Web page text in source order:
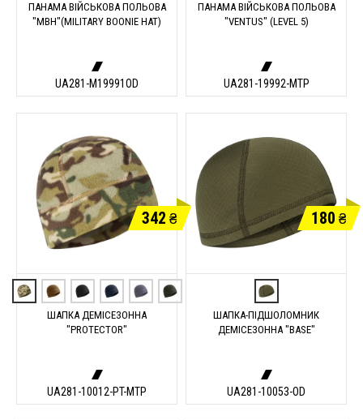
ПАНАМА ВІЙСЬКОВА ПОЛЬОВА
"MBH"(MILITARY BOONIE HAT)
UA281-M19991OD
ПАНАМА ВІЙСЬКОВА ПОЛЬОВА
"VENTUS" (LEVEL 5)
UA281-19992-MTP
342 ₴
ШАПКА ДЕМІСЕЗОННА
"PROTECTOR"
UA281-10012-PT-MTP
180 ₴
ШАПКА-ПІДШОЛОМНИК
ДЕМІСЕЗОННА "BASE"
UA281-10053-OD